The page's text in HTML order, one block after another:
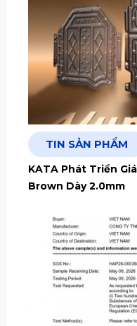
TIN SẢN PHẨM
KATA Phát Triển
Brown Dày 2.0mm